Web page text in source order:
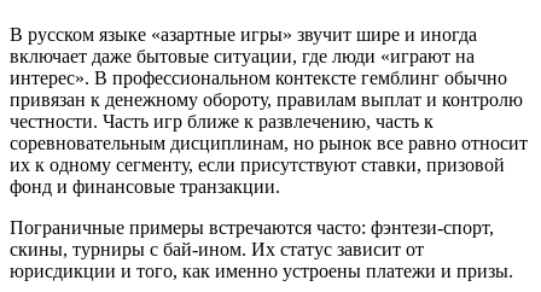
В русском языке «азартные игры» звучит шире и иногда
включает даже бытовые ситуации, где люди «играют на
интерес». В профессиональном контексте гемблинг обычно
привязан к денежному обороту, правилам выплат и контролю
честности. Часть игр ближе к развлечению, часть к
соревновательным дисциплинам, но рынок все равно относит
их к одному сегменту, если присутствуют ставки, призовой
фонд и финансовые транзакции.
Пограничные примеры встречаются часто: фэнтези-спорт,
скины, турниры с бай-ином. Их статус зависит от
юрисдикции и того, как именно устроены платежи и призы.